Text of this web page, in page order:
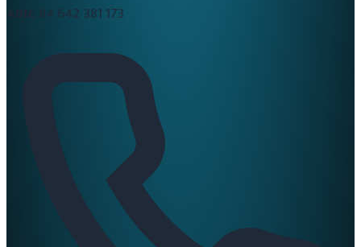
84 642 381 173